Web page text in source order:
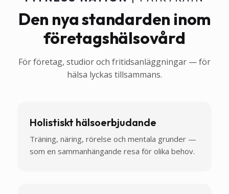
Den nya standarden inom
företagshälsovård
För företag, studior och fritidsanläggningar — för
hälsa lyckas tillsammans.
Holistiskt hälsoerbjudande
Träning, näring, rörelse och mentala grunder —
som en sammanhängande resa för olika behov.